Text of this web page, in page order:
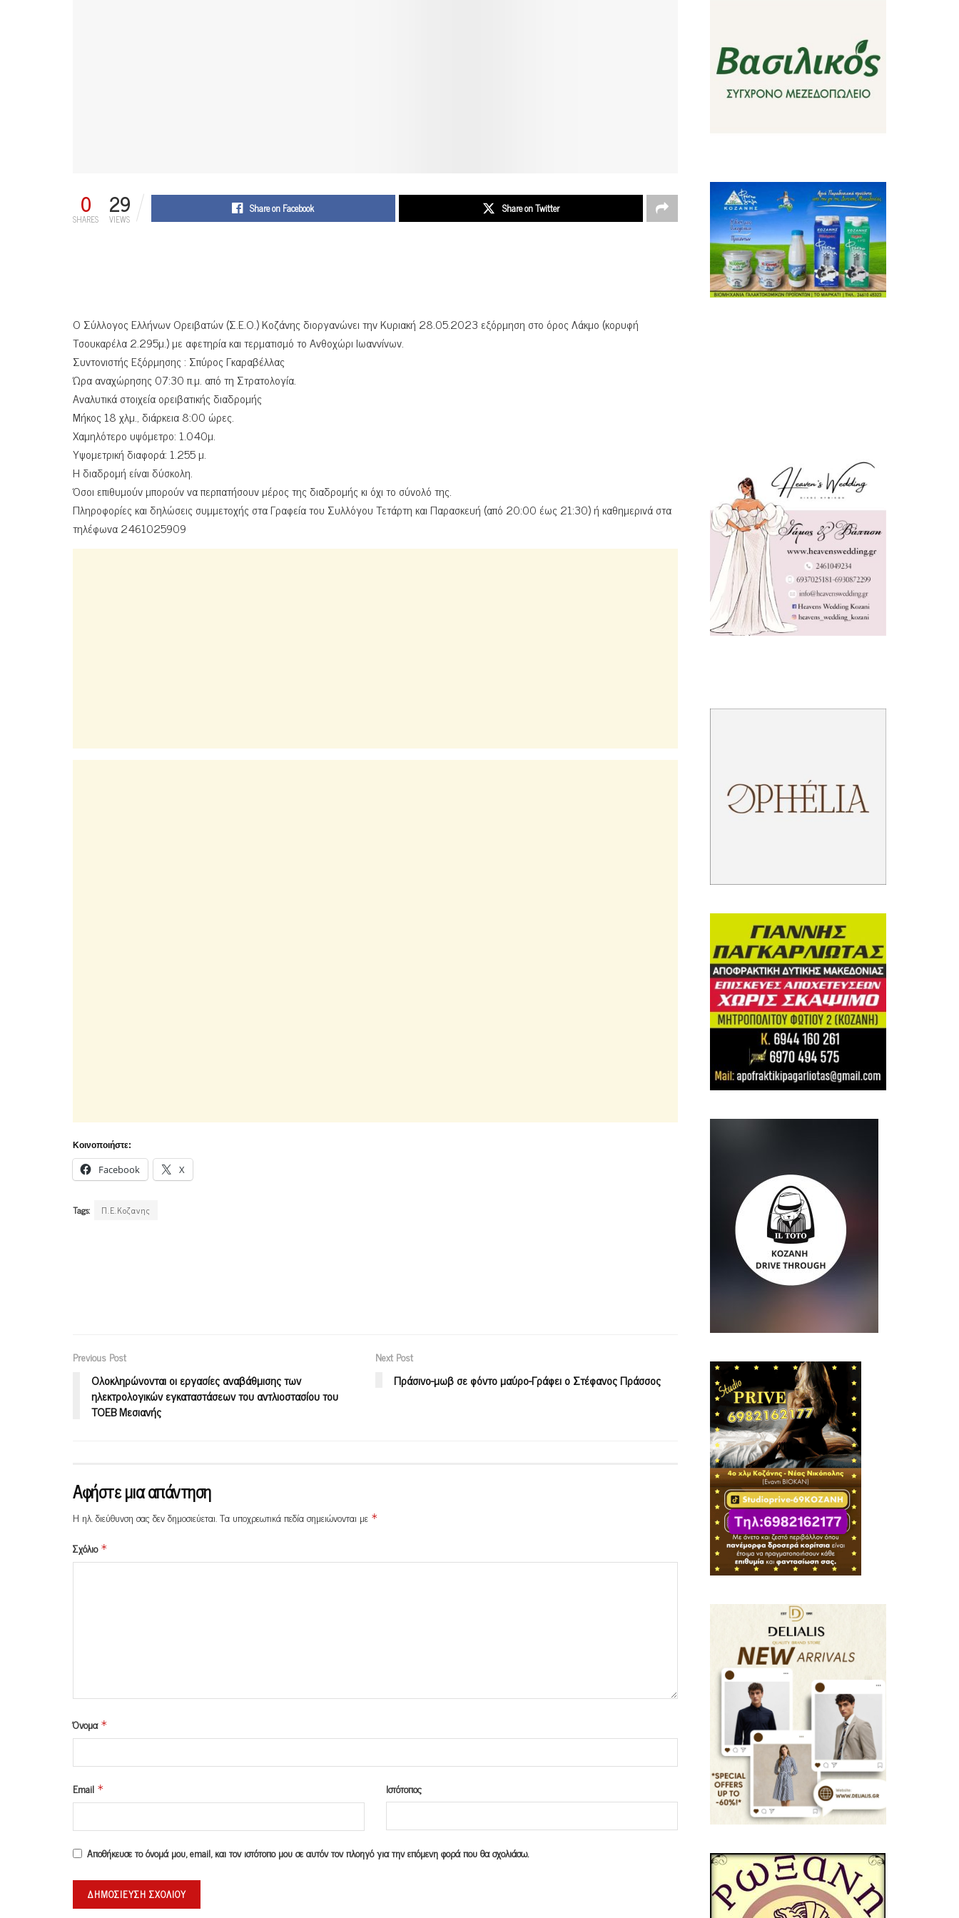
0
SHARES 29
VIEWS
Share on Facebook Share on Twitter
Ο Σύλλογος Ελλήνων Ορειβατών (Σ.Ε.Ο.) Κοζάνης διοργανώνει την Κυριακή 28.05.2023 εξόρμηση στo όρος Λάκμο (κορυφή
Τσουκαρέλα 2.295μ.) με αφετηρία και τερματισμό το Ανθοχώρι Ιωαννίνων.
Συντονιστής Εξόρμησης : Σπύρος Γκαραβέλλας
Ώρα αναχώρησης 07:30 π.μ. από τη Στρατολογία.
Αναλυτικά στοιχεία ορειβατικής διαδρομής
Μήκος 18 χλμ., διάρκεια 8:00 ώρες.
Χαμηλότερο υψόμετρο: 1.040μ.
Υψομετρική διαφορά: 1.255 μ.
Η διαδρομή είναι δύσκολη.
Όσοι επιθυμούν μπορούν να περπατήσουν μέρος της διαδρομής κι όχι το σύνολό της.
Πληροφορίες και δηλώσεις συμμετοχής στα Γραφεία του Συλλόγου Τετάρτη και Παρασκευή (από 20:00 έως 21:30) ή καθημερινά στα
τηλέφωνα 2461025909
Κοινοποιήστε:
Facebook X
Tags: Π.Ε.Κοζανης
Previous Post
Ολοκληρώνονται οι εργασίες αναβάθμισης των
ηλεκτρολογικών εγκαταστάσεων του αντλιοστασίου του
ΤΟΕΒ Μεσιανής
Next Post
Πράσινο-μωβ σε φόντο μαύρο-Γράφει ο Στέφανος Πράσσος
Αφήστε μια απάντηση
Η ηλ. διεύθυνση σας δεν δημοσιεύεται.Τα υποχρεωτικά πεδία σημειώνονται με *
Σχόλιο *
Όνομα *
Email * Ιστότοπος
Αποθήκευσε το όνομά μου, email, και τον ιστότοπο μου σε αυτόν τον πλοηγό για την επόμενη φορά που θα σχολιάσω.